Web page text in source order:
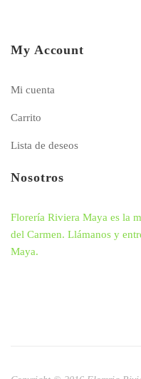
My Account
Mi cuenta
Carrito
Lista de deseos
Nosotros
Florería Riviera Maya es la
del Carmen. Llámanos y
Maya.